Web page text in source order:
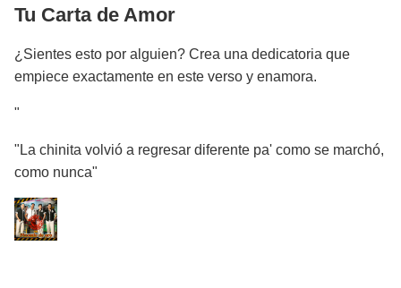
Tu Carta de Amor
¿Sientes esto por alguien? Crea una dedicatoria que
empiece exactamente en este verso y enamora.
"
"La chinita volvió a regresar diferente pa' como se marchó,
como nunca"